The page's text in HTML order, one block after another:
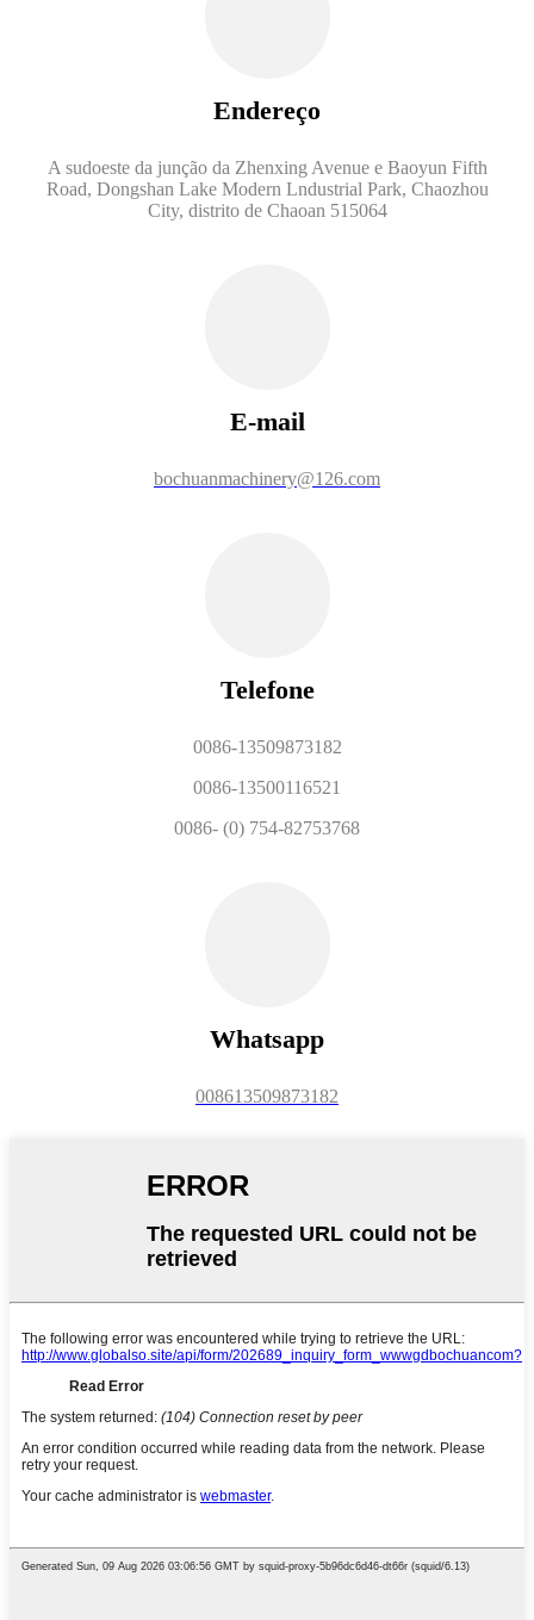
Endereço
A sudoeste da junção da Zhenxing Avenue e Baoyun Fifth
Road, Dongshan Lake Modern Lndustrial Park, Chaozhou
City, distrito de Chaoan 515064
E-mail
bochuanmachinery@126.com
Telefone
0086-13509873182
0086-13500116521
0086- (0) 754-82753768
Whatsapp
008613509873182